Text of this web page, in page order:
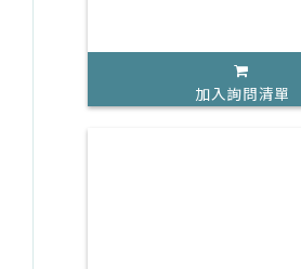
加入詢問清單